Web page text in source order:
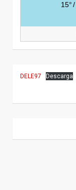
15°/
DELE97 Descarga